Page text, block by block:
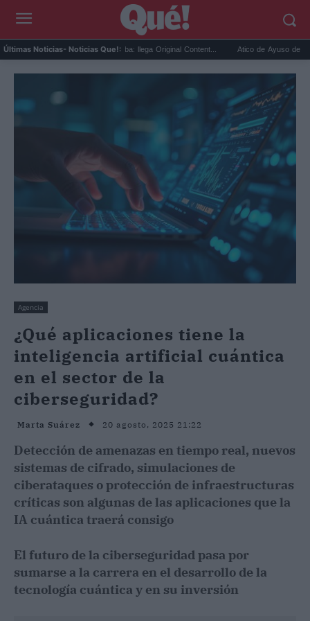
Últimas Noticias- Noticias Que!:
X revenue sharing se acaba: llega Original Content... Ático de Ayuso de 9 millones:
Agencia
¿Qué aplicaciones tiene la
inteligencia artificial cuántica
en el sector de la
ciberseguridad?
Marta Suárez 20 agosto, 2025 21:22
Detección de amenazas en tiempo real, nuevos
sistemas de cifrado, simulaciones de
ciberataques o protección de infraestructuras
críticas son algunas de las aplicaciones que la
IA cuántica traerá consigo
El futuro de la ciberseguridad pasa por
sumarse a la carrera en el desarrollo de la
tecnología cuántica y en su inversión